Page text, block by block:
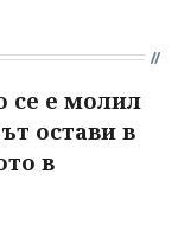
се е молил
остави в
в